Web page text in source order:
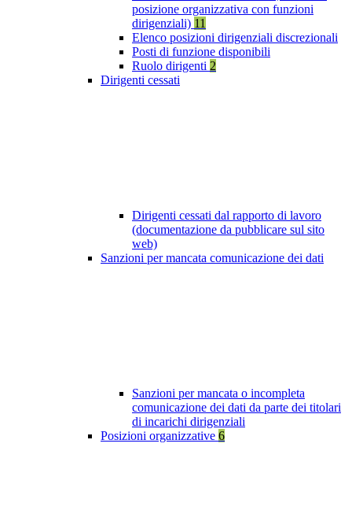
posizione organizzativa con funzioni
dirigenziali) 11
Elenco posizioni dirigenziali discrezionali
Posti di funzione disponibili
Ruolo dirigenti 2
Dirigenti cessati
Dirigenti cessati dal rapporto di lavoro
(documentazione da pubblicare sul sito
web)
Sanzioni per mancata comunicazione dei dati
Sanzioni per mancata o incompleta
comunicazione dei dati da parte dei titolari
di incarichi dirigenziali
Posizioni organizzative 6